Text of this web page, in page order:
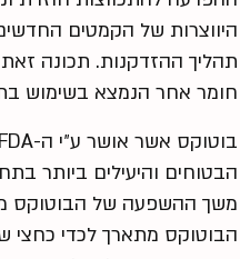
היווצרות של הקמטים
תהליך ההזדקנות. תכונה
חומר אחר הנמצא בשימוש
הבטוחים והיעילים ביותר
הבוטוקס מתארך לכדי כחצי